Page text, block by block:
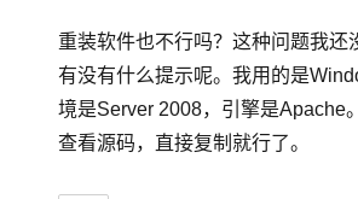
重装软件也不行吗？这种问题我还
有没有什么提示呢。我用的是
境是Server 2008，引擎是Apache
查看源码，直接复制就行了。